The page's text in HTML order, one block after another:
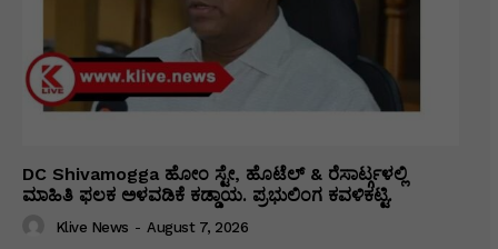
DC Shivamogga ಹೋಂ ಸ್ಟೇ, ಹೊಟೆಲ್ & ರೆಸಾರ್ಟ್ಗಳಲ್ಲಿ
ಮಾಹಿತಿ ಫಲಕ ಅಳವಡಿಕೆ ಕಡ್ಡಾಯ. ಪ್ರಭುಲಿಂಗ ಕವಳಿಕಟ್ಟಿ.
Klive News - August 7, 2026